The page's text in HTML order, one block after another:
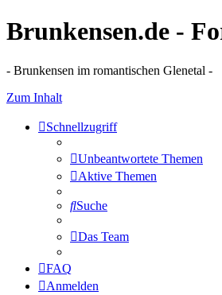
Brunkensen.de -
- Brunkensen im romantischen Glenetal -
Zum Inhalt
Schnellzugriff
Unbeantwortete Themen
Aktive Themen
Suche
Das Team
FAQ
Anmelden